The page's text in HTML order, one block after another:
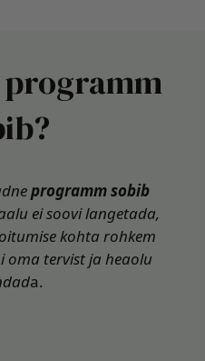
programm
programm sobib
ei soovi langetada,
kohta rohkem
oma tervist ja heaolu
a.